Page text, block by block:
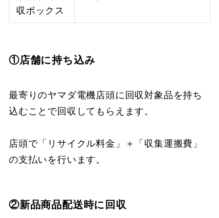
収ボックス
①店舗に持ち込み
最寄りのヤマダ電機店頭に回収対象品を持ち
込むことで回収してもらえます。
店頭で「リサイクル料金」＋「収集運搬費」
の支払いを行います。
②新品商品配送時に回収